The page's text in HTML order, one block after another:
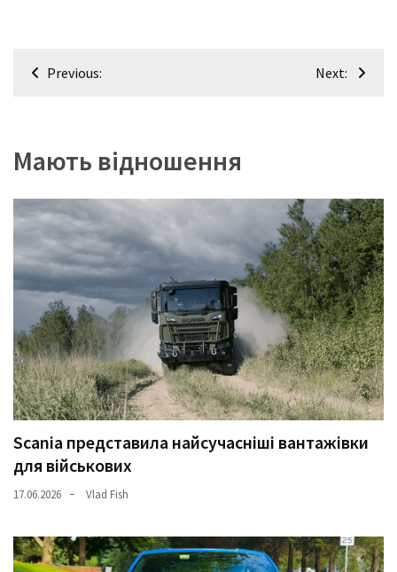
Навігація
Previous: Next:
Мають відношення
Scania представила найсучасніші вантажівки
для військових
17.06.2026 Vlad Fish